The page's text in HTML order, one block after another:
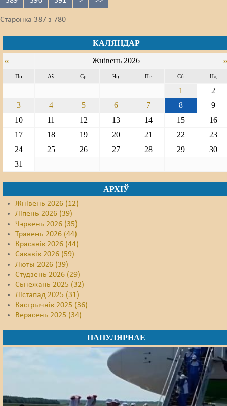
Старонка 387 з 780
КАЛЯНДАР
« Жнівень 2026
Пн Аў Ср Чц Пт Сб Нд
1
2
3
4 5 6 7 8
9
10
11 12 13 14 15
16
17
18 19 20 21 22
23
24
25 26 27 28 29
30
31
АРХІЎ
Жнівень 2026 (12)
Ліпень 2026 (39)
Чэрвень 2026 (35)
Травень 2026 (44)
Красавік 2026 (44)
Сакавік 2026 (59)
Люты 2026 (39)
Студзень 2026 (29)
Сьнежань 2025 (32)
Лістапад 2025 (31)
Кастрычнік 2025 (36)
Верасень 2025 (34)
ПАПУЛЯРНАЕ